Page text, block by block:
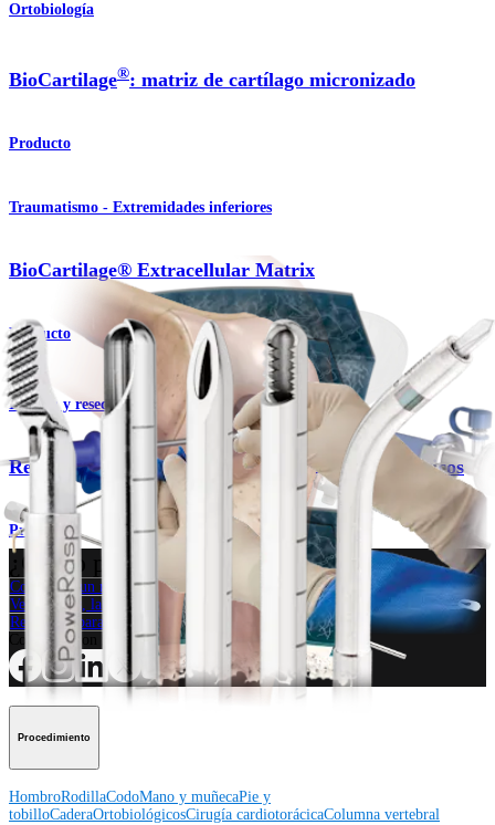
Ortobiología
BioCartilage®: matriz de cartílago micronizado
Producto
Traumatismo - Extremidades inferiores
BioCartilage® Extracellular Matrix
Producto
Imagen y resección
Resección optimizada para procedimientos biológicos
Producto
¿Cómo podemos ayudarlo?
Contacte a un representante
Ver eventos, laboratorios y oportunidades educativas
Regístrese para recibir: ¿Qué hay de nuevo en Arthrex?
Conéctese con nosotros
Procedimiento
HombroRodillaCodoMano y muñecaPie y
tobilloCaderaOrtobiológicosCirugía cardiotorácicaColumna vertebral